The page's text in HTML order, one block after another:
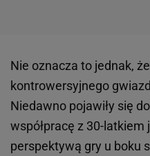
Nie oznacza to jednak,
kontrowersyjnego
Niedawno pojawiły się
współpracę z 30-latkiem
perspektywą gry u boku